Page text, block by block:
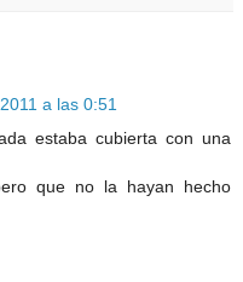
a las 0:51
estaba cubierta con una
que no la hayan hecho